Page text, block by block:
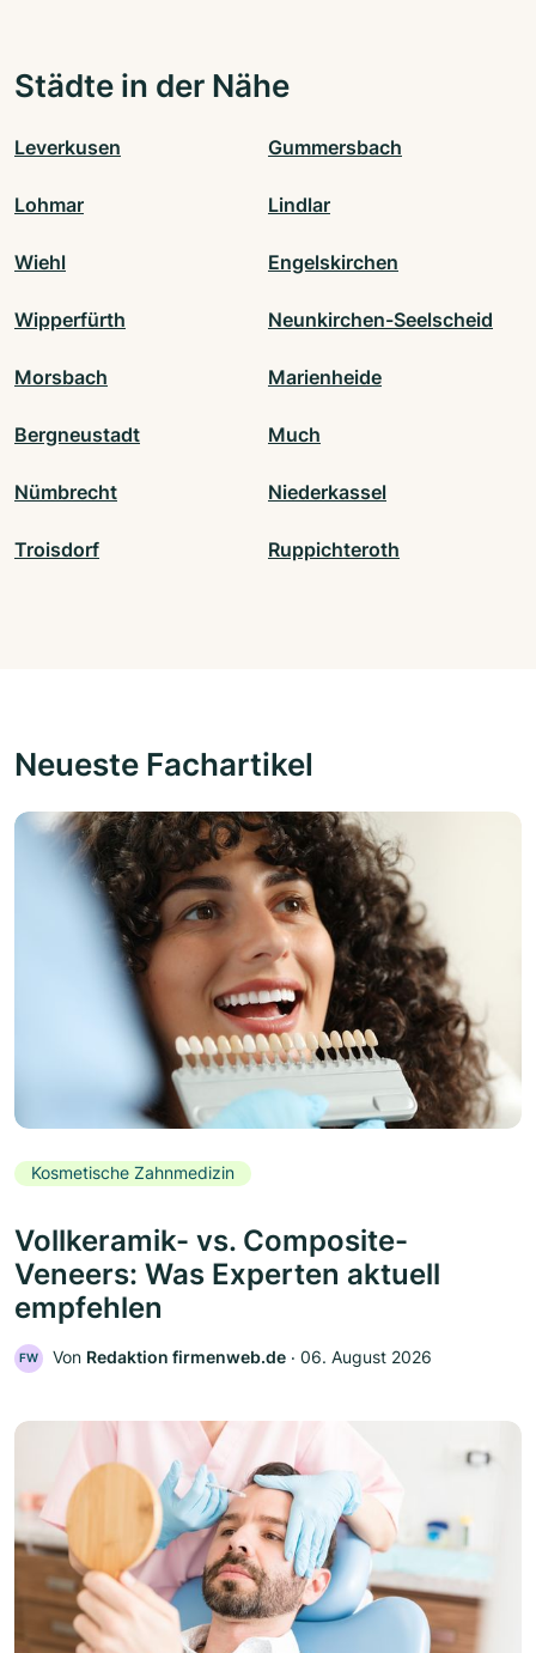
Städte in der Nähe
Leverkusen Gummersbach
Lohmar Lindlar
Wiehl Engelskirchen
Wipperfürth Neunkirchen-Seelscheid
Morsbach Marienheide
Bergneustadt Much
Nümbrecht Niederkassel
Troisdorf Ruppichteroth
Neueste Fachartikel
Kosmetische Zahnmedizin
Vollkeramik- vs. Composite-
Veneers: Was Experten aktuell
empfehlen
FW Von Redaktion firmenweb.de ‧ 06. August 2026